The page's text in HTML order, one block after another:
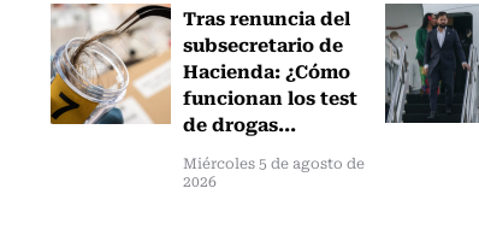
Tras renuncia del
subsecretario de
Hacienda: ¿Cómo
funcionan los test
de drogas...
Miércoles 5 de agosto de
2026